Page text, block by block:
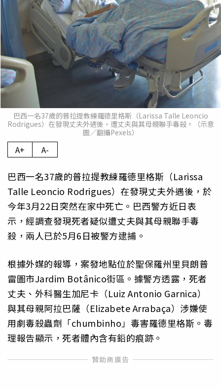
巴西一名37歲的普拉提教練羅德里格斯（Larissa Talle Leoncio
Rodrigues）在發現丈夫外遇後，遭丈夫與其母親聯手毒殺。（示意
圖／翻攝Pexels）
A+ A-
巴西一名37歲的普拉提教練羅德里格斯（Larissa
Talle Leoncio Rodrigues）在發現丈夫外遇後，於
今年3月22日突然在家中死亡。巴西警方近日表
示，經調查發現死者疑似遭丈夫與其母親聯手毒
殺，兩人已於5月6日被警方逮捕。
根據外媒的報導，案發地點位於聖保羅州里貝朗普
雷圖市Jardim Botânico街區。據警方透露，死者
丈夫、外科醫生加尼卡（Luiz Antonio Garnica）
與其母親阿拉巴薩（Elizabete Arrabaça）涉嫌使
用劇毒殺蟲劑「chumbinho」毒害羅德里格斯。毒
理報告顯示，死者體內含有鉛的痕跡。